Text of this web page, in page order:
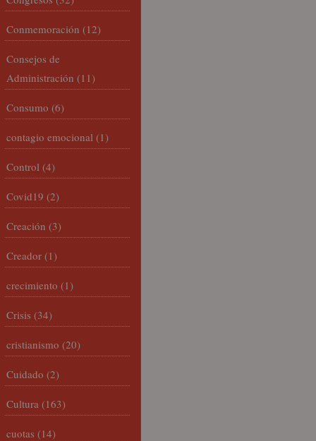
Conmemoración (12)
Consejos de
Administración (11)
Consumo (6)
contagio emocional (1)
Control (4)
Covid19 (2)
Creación (3)
Creador (1)
crecimiento (1)
Crisis (34)
cristianismo (20)
Cuidado (2)
Cultura (163)
cuotas (14)